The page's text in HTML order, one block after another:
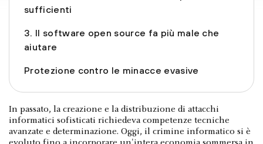
sufficienti
3. Il software open source fa più male che
aiutare
Protezione contro le minacce evasive
In passato, la creazione e la distribuzione di attacchi
informatici sofisticati richiedeva competenze tecniche
avanzate e determinazione. Oggi, il crimine informatico si è